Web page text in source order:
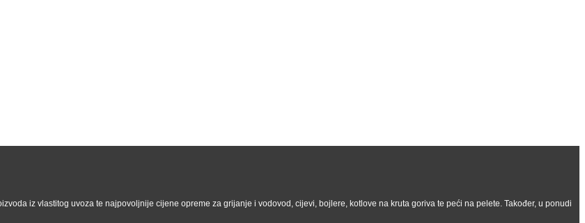
iz vlastitog uvoza te najpovoljnije cijene opreme za grijanje i vodovod, cijevi, bojlere, kotlove na kruta goriva te peći na pelete. Također, u ponudi